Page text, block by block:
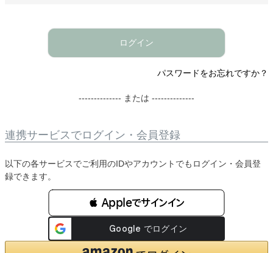
ログイン
パスワードをお忘れですか？
-------------- または --------------
連携サービスでログイン・会員登録
以下の各サービスでご利用のIDやアカウントでもログイン・会員登
録できます。
 Appleでサインイン